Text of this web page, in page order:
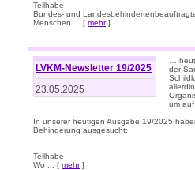
Teilhabe
Bundes- und
Menschen ... [ mehr]
LVKM-Newsletter 19/2025
23.05.2025
…
der
um
In unserer heutigen Ausgabe 19/2025
Behinderung ausgesucht:
Teilhabe
Wo ... [ mehr]